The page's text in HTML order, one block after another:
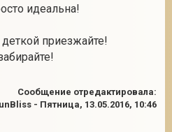
идеальна!
приезжайте!
Сообщение отредактировала:
- Пятница, 13.05.2016, 10:46